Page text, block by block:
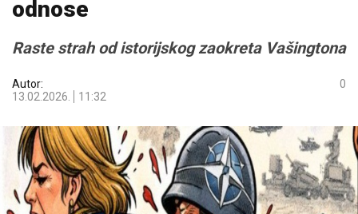
odnose
Raste strah od istorijskog zaokreta Vašingtona
Autor:
13.02.2026.
11:32
0